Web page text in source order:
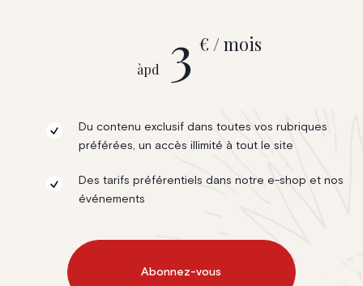
àpd 3 € / mois
Du contenu exclusif dans toutes vos rubriques
préférées, un accès illimité à tout le site
Des tarifs préférentiels dans notre e-shop et nos
événements
Abonnez-vous